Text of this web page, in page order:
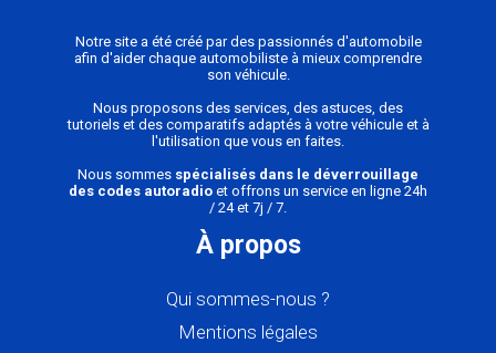
Notre site a été créé par des passionnés d'automobile
afin d'aider chaque automobiliste à mieux comprendre
son véhicule.
Nous proposons des services, des astuces, des
tutoriels et des comparatifs adaptés à votre véhicule et à
l'utilisation que vous en faites.
Nous sommes spécialisés dans le déverrouillage
des codes autoradio et offrons un service en ligne 24h
/ 24 et 7j / 7.
À propos
Qui sommes-nous ?
Mentions légales